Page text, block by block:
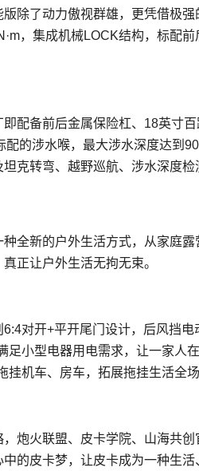
除了动力傲视群雄，更凭借极
，集成机械LOCK结构，标配
配备前后金属保险杠、18英寸
的涉水喉，最大涉水深度达到
克转弯、越野巡航、涉水深度检
种全新的户外生活方式，从家庭
正让户外生活无拘无束。
对开+平开尾门设计，后风挡
足小型电器用电需求，让一家人
机车、房车，拓展拖挂生活全
炮火联盟、皮卡学院、山海共
的皮卡梦，让皮卡成为一种生